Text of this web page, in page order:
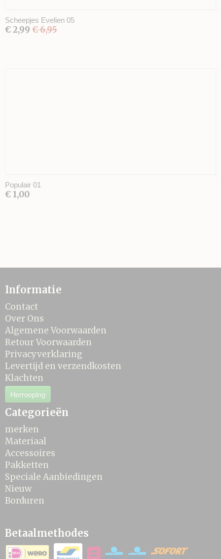
Scheepjes Evelien 05
€ 2,99 € 6,95
Populair 01
€ 1,00
Informatie
Contact
Over Ons
Algemene Voorwaarden
Retour Voorwaarden
Privacyverklaring
Levertijd en verzendkosten
Klachten
Herroeping
Categorieën
merken
Materiaal
Accessoires
Pakketten
Speciale Aanbiedingen
Nieuw
Borduren
Betaalmethodes